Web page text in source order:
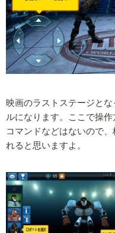
映画のラストステージと
ルになります。ここで操
コマンドなどはないので
れると思いますよ。